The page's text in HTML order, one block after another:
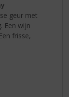
geur met
Een wijn
frisse,